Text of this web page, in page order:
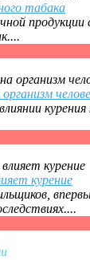
табака
продукции
курения
курение